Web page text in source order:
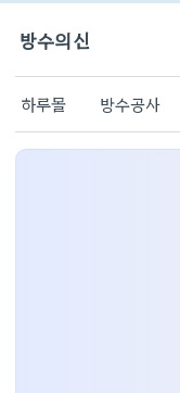
방수의신
하루몰 방수공사